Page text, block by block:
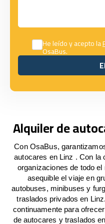
He leído y acepto la
OsaBus.
Alquiler de
Con OsaBus,
autocares en Linz . Con la
organizaciones de todo
asequible el viaje en
autobuses, minibuses y
traslados privados en
continuamente para
de autocares y traslados